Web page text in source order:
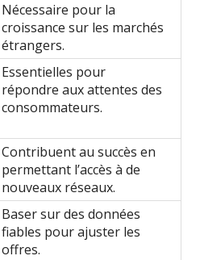
Nécessaire pour la
croissance sur les marchés
étrangers.
Essentielles pour
répondre aux attentes des
consommateurs.
Contribuent au succès en
permettant l’accès à de
nouveaux réseaux.
Baser sur des données
fiables pour ajuster les
offres.